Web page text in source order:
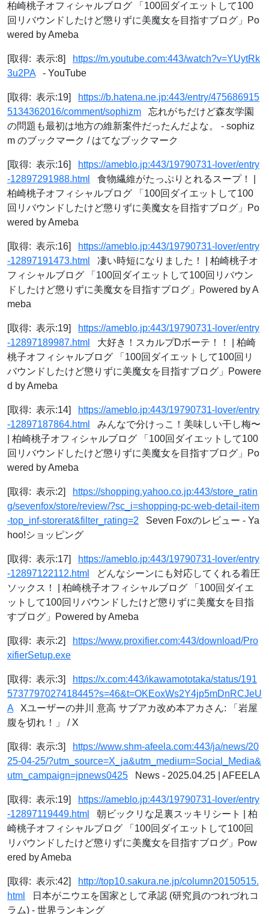
柏崎桃子オフィシャルブログ 「100回ダイエットして100
回リバウンドしたけど懲りずに美魔女を目指すブログ」Po
wered by Ameba
[取得: 表示:8]
https://m.youtube.com:443/watch?v=YUytRk
3u2PA- YouTube
[取得: 表示:19]
https://b.hatena.ne.jp:443/entry/475686915
5134362016/comment/sophizm 忘れがちだけど森友学園
の問題も最初は地方の維新案件だったんだよな。 - sophiz
m のブックマーク / はてなブックマーク
[取得: 表示:16]
https://ameblo.jp:443/19790731-lover/entry
-12897291988.html
食物繊維がたっぷりとれるスープ！ |
柏崎桃子オフィシャルブログ 「100回ダイエットして100
回リバウンドしたけど懲りずに美魔女を目指すブログ」Po
wered by Ameba
[取得: 表示:16]
https://ameblo.jp:443/19790731-lover/entry
-12897191473.html
凄い時短になりました！ | 柏崎桃子オ
フィシャルブログ 「100回ダイエットして100回リバウン
ドしたけど懲りずに美魔女を目指すブログ」Powered by A
meba
[取得: 表示:19]
https://ameblo.jp:443/19790731-lover/entry
-12897189987.html
大好き！スカルプDボーテ！！ | 柏崎
桃子オフィシャルブログ 「100回ダイエットして100回リ
バウンドしたけど懲りずに美魔女を目指すブログ」Powere
d by Ameba
[取得: 表示:14]
https://ameblo.jp:443/19790731-lover/entry
-12897187864.html
みんなで分けっこ！美味しい干し梅〜
| 柏崎桃子オフィシャルブログ 「100回ダイエットして100
回リバウンドしたけど懲りずに美魔女を目指すブログ」Po
wered by Ameba
[取得: 表示:2]
https://shopping.yahoo.co.jp:443/store_ratin
g/sevenfox/store/review/?sc_i=shopping-pc-web-detail-item
-top_inf-storerat&filter_rating=2 Seven Foxのレビュー - Ya
hoo!ショッピング
[取得: 表示:17]
https://ameblo.jp:443/19790731-lover/entry
-12897122112.html
どんなシーンにも対応してくれる着圧
ソックス！ | 柏崎桃子オフィシャルブログ 「100回ダイエ
ットして100回リバウンドしたけど懲りずに美魔女を目指
すブログ」Powered by Ameba
[取得: 表示:2]
https://www.proxifier.com:443/download/Pro
xifierSetup.exe
[取得: 表示:3]
https://x.com:443/ikawamototaka/status/191
5737797027418445?s=46&t=OKEoxWs2Y4jp5mDnRCJeU
AXユーザーの井川 意高 サブアカ改め本アカさん: 「岩屋
腹を切れ！」 / X
[取得: 表示:3]
https://www.shm-afeela.com:443/ja/news/20
25-04-25/?utm_source=X_ja&utm_medium=Social_Media&
utm_campaign=jpnews0425 News - 2025.04.25 | AFEELA
[取得: 表示:19]
https://ameblo.jp:443/19790731-lover/entry
-12897119449.html
朝ビックリな足裏スッキリシート | 柏
崎桃子オフィシャルブログ 「100回ダイエットして100回
リバウンドしたけど懲りずに美魔女を目指すブログ」Pow
ered by Ameba
[取得: 表示:42]
http://top10.sakura.ne.jp/column20150515.
html
日本がニウエを国家として承認 (研究員のつれづれコ
ラム) - 世界ランキング